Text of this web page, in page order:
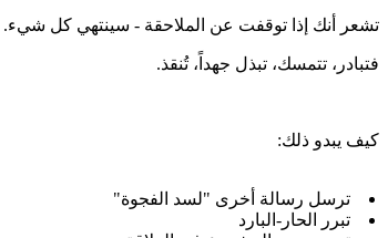
تشعر أنك إذا توقفت عن الملاحقة - سينتهي كل شيء.
فتبادر، تتمسك، تبذل جهداً، تُنقذ.
كيف يبدو ذلك:
ترسل رسالة أخرى "لسد الفجوة"
تبرر الحار-البارد